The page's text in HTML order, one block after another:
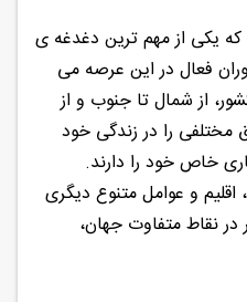
یکی از مهم ترین دغدغه ی
فعال در این عرصه می
از شمال تا جنوب و از
را در زندگی خود
خاص خود را دارند.
و عوامل متنوع دیگری
نقاط متفاوت جهان،